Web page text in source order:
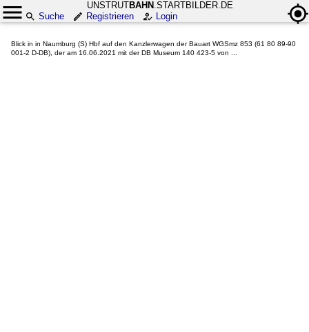
UNSTRUTBAHN .STARTBILDER.DE
Suche
Registrieren Login
Blick in in Naumburg (S) Hbf auf den Kanzlerwagen der Bauart WGSmz 853 (61 80 89-90
001-2 D-DB), der am 16.06.2021 mit der DB Museum 140 423-5 von ...